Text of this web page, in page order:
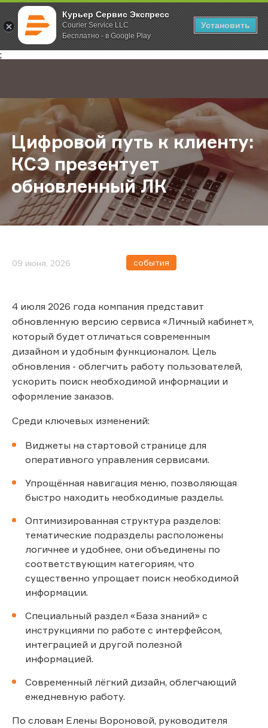
Курьер Сервис Экспресс
Courier Service LLC
Бесплатно - в Google Play
Установить
;
Главная О компании Новости Цифровой путь к клиенту: КСЭ
Цифровой путь к клиенту:
КСЭ презентует
обновленный ЛК
09 июня, 2026 события
4 июля 2026 года компания представит
обновленную версию сервиса «Личный кабинет»,
который будет отличаться современным
дизайном и удобным функционалом. Цель
обновления - облегчить работу пользователей,
ускорить поиск необходимой информации и
оформление заказов.
Среди ключевых изменений:
Виджеты на стартовой странице для
оперативного управления сервисами.
Упрощённая навигация меню, позволяющая
быстро находить необходимые разделы.
Оптимизированная структура разделов:
тематические подразделы расположены
логичнее и удобнее, они объединены по
соответствующим категориям, что
существенно упрощает поиск необходимой
информации.
Специальный раздел «База знаний» с
инструкциями по работе с интерфейсом,
интеграцией и другой полезной
информацией.
Современный лёгкий дизайн, облегчающий
ежедневную работу.
По словам Елены Вороновой, руководителя